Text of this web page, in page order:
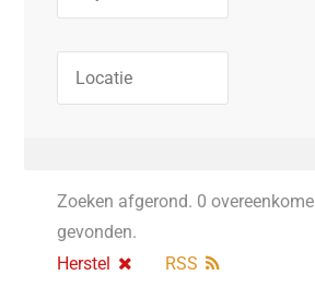
Zoeken afgerond. 0
gevonden.
Herstel
RSS